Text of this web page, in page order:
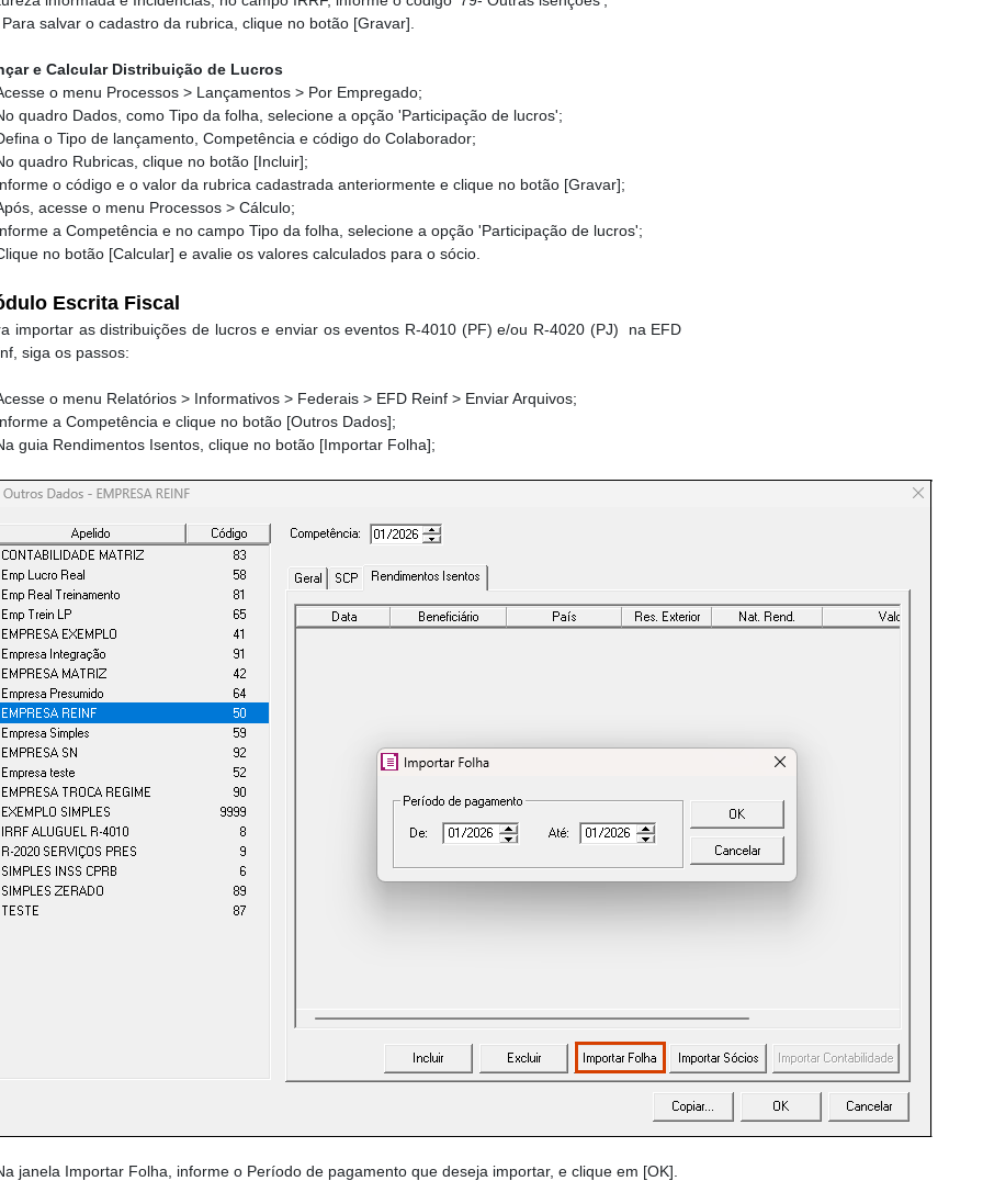
Para salvar o cadastro da rubrica, clique no botão [Gravar].
e Calcular Distribuição de Lucros
o menu Processos > Lançamentos > Por Empregado;
quadro Dados, como Tipo da folha, selecione a opção 'Participação de lucros';
o Tipo de lançamento, Competência e código do Colaborador;
quadro Rubricas, clique no botão [Incluir];
o código e o valor da rubrica cadastrada anteriormente e clique no botão [Gravar];
acesse o menu Processos > Cálculo;
a Competência e no campo Tipo da folha, selecione a opção 'Participação de lucros';
no botão [Calcular] e avalie os valores calculados para o sócio.
Escrita Fiscal
importar as distribuições de lucros e enviar os eventos R-4010 (PF) e/ou R-4020 (PJ) na EFD
siga os passos:
o menu Relatórios > Informativos > Federais > EFD Reinf > Enviar Arquivos;
a Competência e clique no botão [Outros Dados];
guia Rendimentos Isentos, clique no botão [Importar Folha];
janela Importar Folha, informe o Período de pagamento que deseja importar, e clique em [OK].